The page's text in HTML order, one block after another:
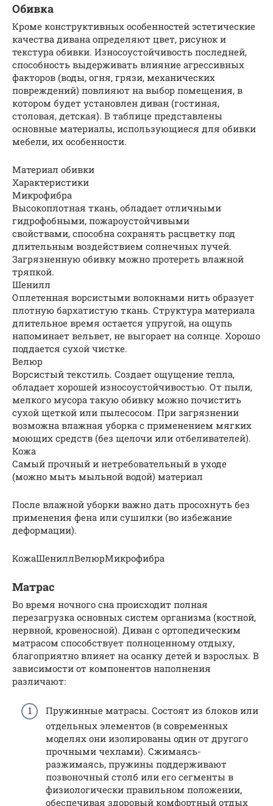
Обивка
Кроме конструктивных особенностей эстетические
качества дивана определяют цвет, рисунок и
текстура обивки. Износоустойчивость последней,
способность выдерживать влияние агрессивных
факторов (воды, огня, грязи, механических
повреждений) повлияют на выбор помещения, в
котором будет установлен диван (гостиная,
столовая, детская). В таблице представлены
основные материалы, использующиеся для обивки
мебели, их особенности.
Материал обивки
Характеристики
Микрофибра
Высокоплотная ткань, обладает отличными
гидрофобными, пожароустойчивыми
свойствами, способна сохранять расцветку под
длительным воздействием солнечных лучей.
Загрязненную обивку можно протереть влажной
тряпкой.
Шенилл
Оплетенная ворсистыми волокнами нить образует
плотную бархатистую ткань. Структура материала
длительное время остается упругой, на ощупь
напоминает вельвет, не выгорает на солнце. Хорошо
поддается сухой чистке.
Велюр
Ворсистый текстиль. Создает ощущение тепла,
обладает хорошей износоустойчивостью. От пыли,
мелкого мусора такую обивку можно почистить
сухой щеткой или пылесосом. При загрязнении
возможна влажная уборка с применением мягких
моющих средств (без щелочи или отбеливателей).
Кожа
Самый прочный и нетребовательный в уходе
(можно мыть мыльной водой) материал
После влажной уборки важно дать просохнуть без
применения фена или сушилки (во избежание
деформации).
КожаШениллВелюрМикрофибра
Матрас
Во время ночного сна происходит полная
перезагрузка основных систем организма (костной,
нервной, кровеносной). Диван с ортопедическим
матрасом способствует полноценному отдыху,
благоприятно влияет на осанку детей и взрослых. В
зависимости от компонентов наполнения
различают:
Пружинные матрасы. Состоят из блоков или
отдельных элементов (в современных
моделях они изолированы один от другого
прочными чехлами). Сжимаясь-
разжимаясь, пружины поддерживают
позвоночный столб или его сегменты в
физиологически правильном положении,
обеспечивая здоровый комфортный отдых